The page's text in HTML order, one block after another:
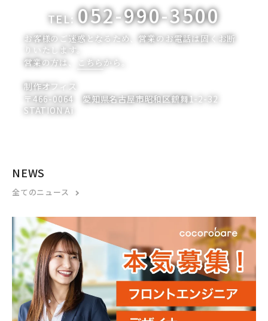
TEL:052-990-3500
お客様のご迷惑となるため、営業のお電話は固くお断
りいたします。
営業の方は、
こちらから。
制作オフィス
〒466-0064 愛知県名古屋市昭和区鶴舞1-2-32
STATION Ai
NEWS
全てのニュース